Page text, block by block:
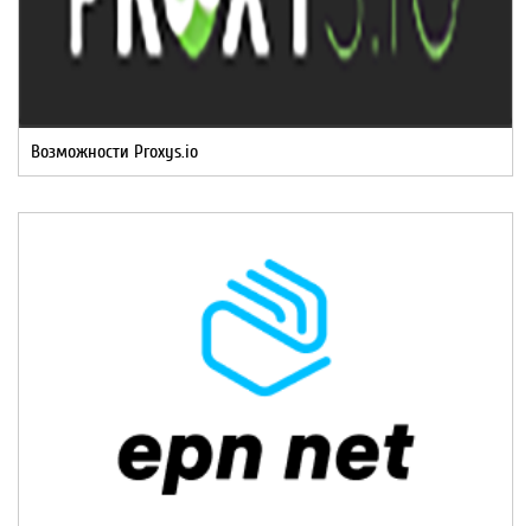
Возможности Proxys.io